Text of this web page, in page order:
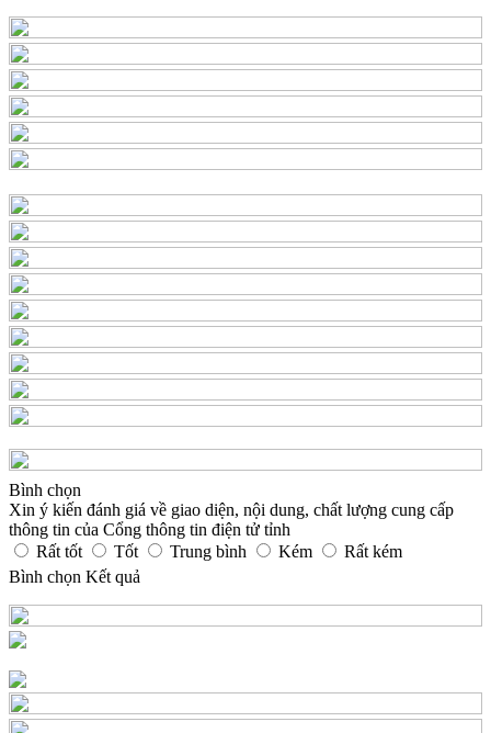
Bình chọn
Xin ý kiến đánh giá về giao diện, nội dung, chất lượng cung cấp
thông tin của Cổng thông tin điện tử tỉnh
Rất tốt
Tốt Trung bình Kém
Rất kém
Bình chọn Kết quả